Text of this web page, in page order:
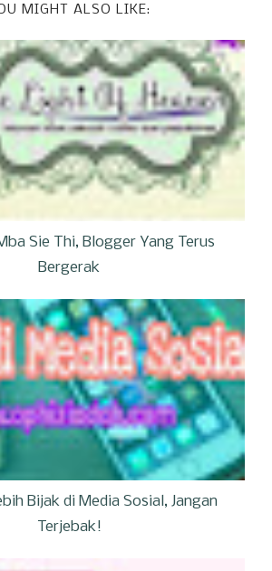
MIGHT ALSO LIKE:
Sie Thi, Blogger Yang Terus
Bergerak
Bijak di Media Sosial, Jangan
Terjebak!